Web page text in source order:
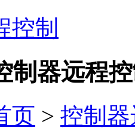
控制
制器远程
页 > 控制